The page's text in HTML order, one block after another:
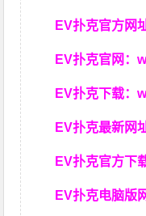
EV扑克官方网
EV扑克官网：
EV扑克下载：
EV扑克最新网
EV扑克官方下
EV扑克电脑版